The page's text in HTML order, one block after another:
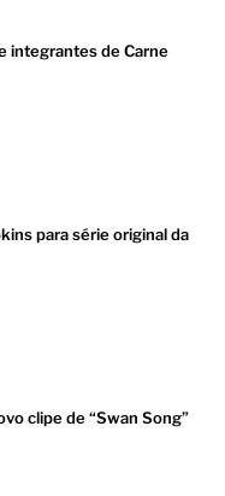
integrantes de Carne
para série original da
clipe de “Swan Song”